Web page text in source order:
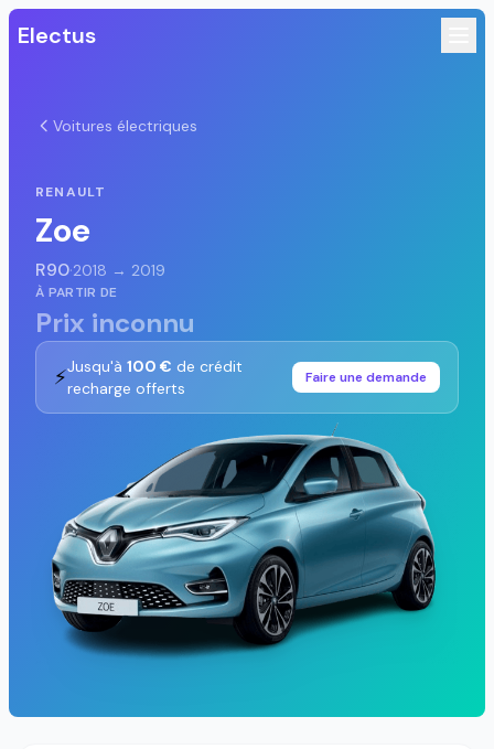
Electus
Voitures électriques
RENAULT
Zoe
R90·2018 → 2019
À PARTIR DE
Prix inconnu
⚡Jusqu'à 100 € de crédit
recharge offerts
Faire une demande